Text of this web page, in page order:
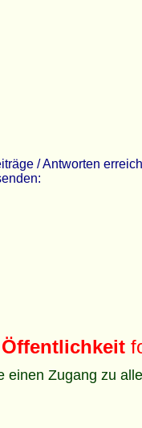
/ Antworten
Zugang zu